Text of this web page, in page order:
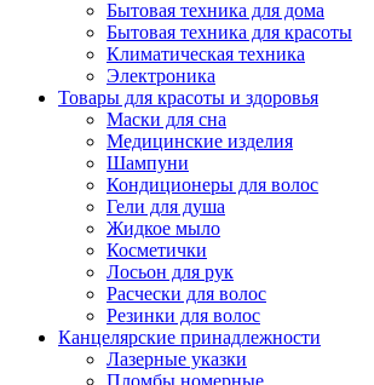
Бытовая техника для дома
Бытовая техника для красоты
Климатическая техника
Электроника
Товары для красоты и здоровья
Маски для сна
Медицинские изделия
Шампуни
Кондиционеры для волос
Гели для душа
Жидкое мыло
Косметички
Лосьон для рук
Расчески для волос
Резинки для волос
Канцелярские принадлежности
Лазерные указки
Пломбы номерные